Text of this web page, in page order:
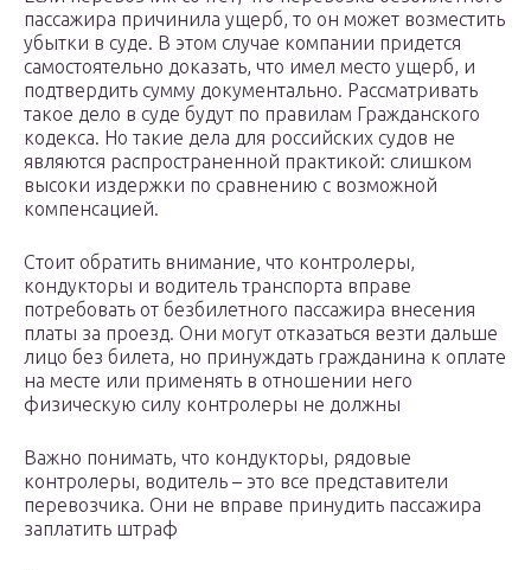
пассажира причинила ущерб, то он может возместить
убытки в суде. В этом случае компании придется
самостоятельно доказать, что имел место ущерб, и
подтвердить сумму документально. Рассматривать
такое дело в суде будут по правилам Гражданского
кодекса. Но такие дела для российских судов не
являются распространенной практикой: слишком
высоки издержки по сравнению с возможной
компенсацией.
Стоит обратить внимание, что контролеры,
кондукторы и водитель транспорта вправе
потребовать от безбилетного пассажира внесения
платы за проезд. Они могут отказаться везти дальше
лицо без билета, но принуждать гражданина к оплате
на месте или применять в отношении него
физическую силу контролеры не должны
Важно понимать, что кондукторы, рядовые
контролеры, водитель – это все представители
перевозчика. Они не вправе принудить пассажира
заплатить штраф